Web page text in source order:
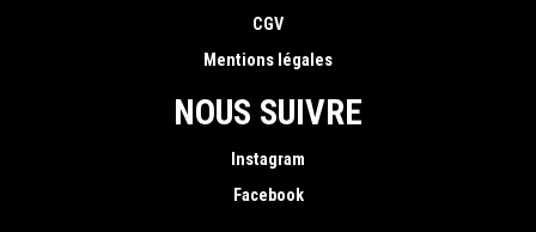
CGV
Mentions légales
NOUS SUIVRE
Instagram
Facebook